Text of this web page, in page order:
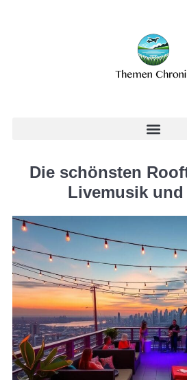
Die schönsten
Livemusik